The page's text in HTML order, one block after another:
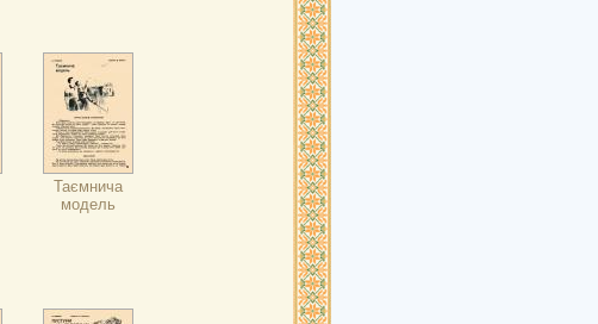
Таємнича
модель